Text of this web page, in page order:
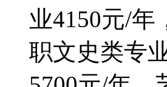
业4150元/年
职文史类专